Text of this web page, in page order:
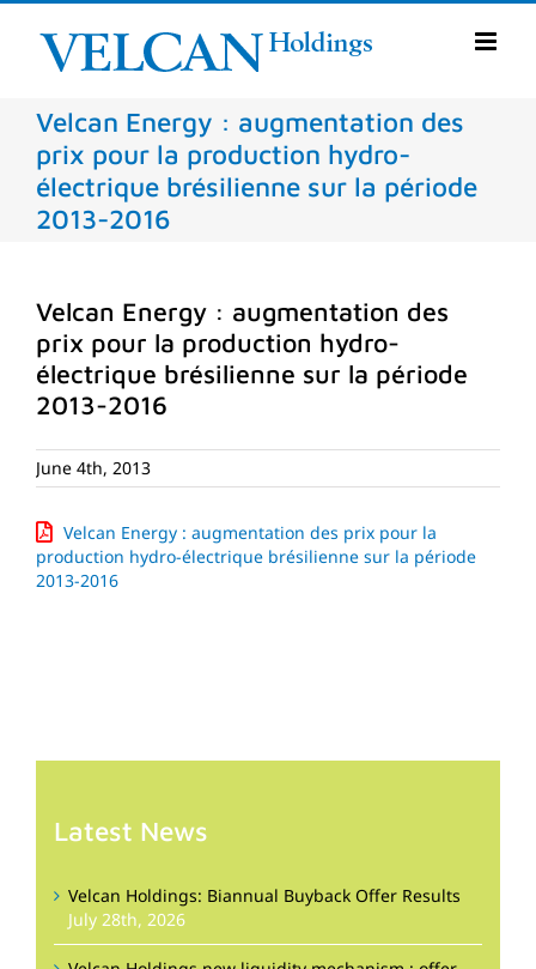
Skip
content
Velcan Energy : augmentation des
prix pour la production hydro-
électrique brésilienne sur la période
2013-2016
Velcan Energy : augmentation des
prix pour la production hydro-
électrique brésilienne sur la période
2013-2016
June 4th, 2013
Velcan Energy : augmentation des prix pour la
production hydro-électrique brésilienne sur la période
2013-2016
Latest News
Velcan Holdings: Biannual Buyback Offer Results
July 28th, 2026